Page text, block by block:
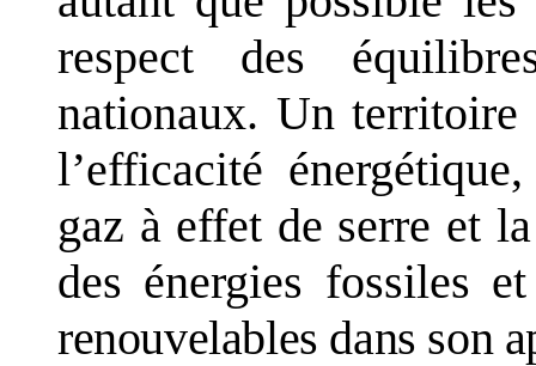
respect des
nationaux. Un
l’efficacité
gaz à effet de serre et
des énergies fossiles
renouvelables dans son